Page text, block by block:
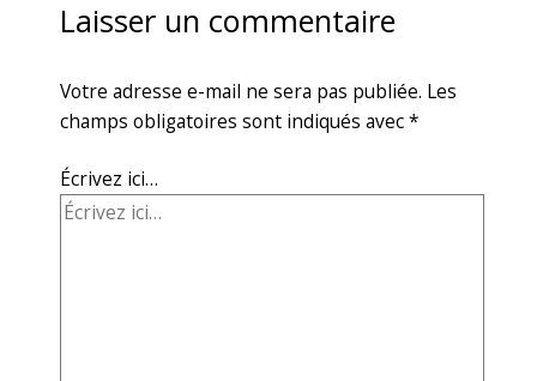
Laisser un commentaire
Votre adresse e-mail ne sera pas publiée. Les
champs obligatoires sont indiqués avec*
Écrivez ici…